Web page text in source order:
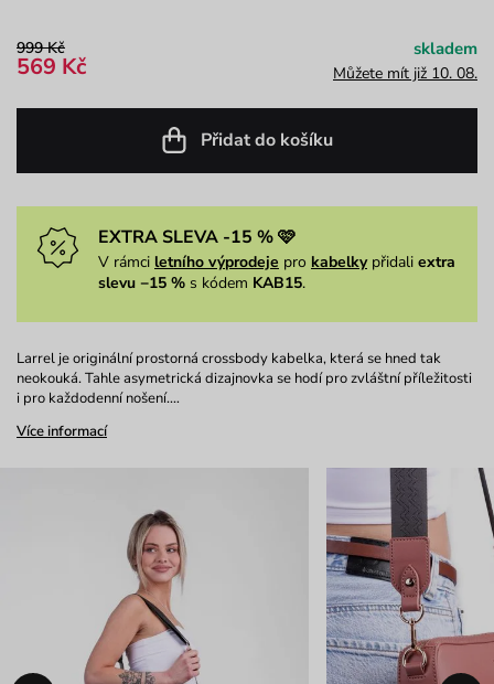
999 Kč
569 Kč
skladem
Můžete mít již 10. 08.
Přidat do košíku
EXTRA SLEVA -15 % 🩷
V rámci letního výprodeje pro kabelkypřidali extra
slevu −15 % s kódem KAB15.
Larrel je originální prostorná crossbody kabelka, která se hned tak
neokouká. Tahle asymetrická dizajnovka se hodí pro zvláštní příležitosti
i pro každodenní nošení.…
Více informací